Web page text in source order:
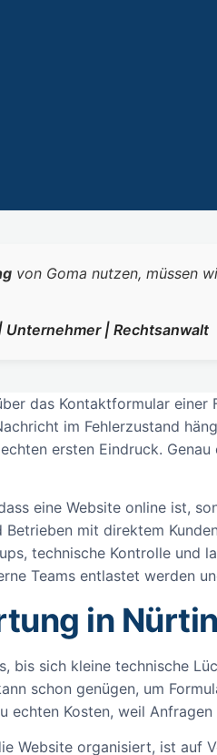
von Goma nutzen, müssen
Unternehmer | Rechtsanwalt
das Kontaktformular
im Fehlerzustand
ersten Eindruck. Genau
eine Website online ist,
mit direktem
technische Kontrolle und
Teams entlastet werden
in
bis sich kleine technische
schon genügen, um
echten Kosten, weil
Website organisiert, ist auf